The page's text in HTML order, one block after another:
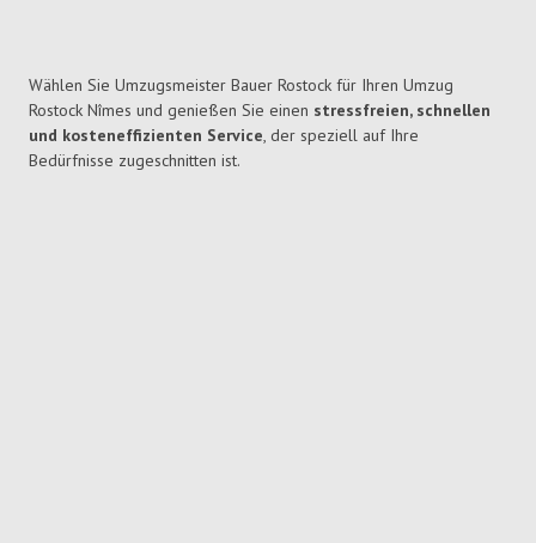
Wählen Sie Umzugsmeister Bauer Rostock für Ihren Umzug
Rostock Nîmes und genießen Sie einen stressfreien, schnellen
und kosteneffizienten Service, der speziell auf Ihre
Bedürfnisse zugeschnitten ist.